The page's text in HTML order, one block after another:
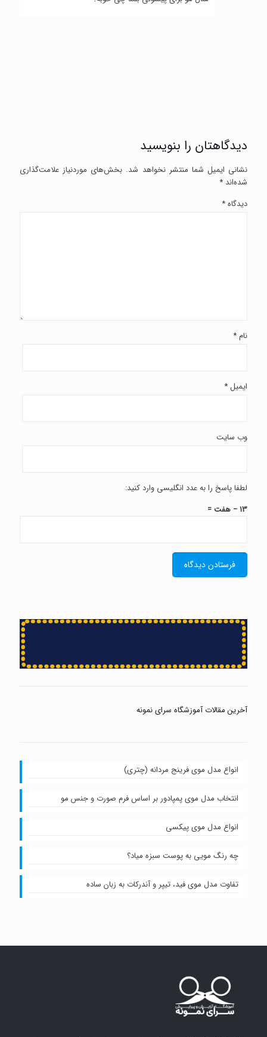
دیدگاهتان را بنویسید
نشانی ایمیل شما منتشر نخواهد شد. بخش‌های موردنیاز علامت‌گذاری
شده‌اند *
دیدگاه*
نام*
ایمیل *
وب‌ سایت
لطفا پاسخ را به عدد انگلیسی وارد کنید:
13 − هفت =
آخرین مقالات آموزشگاه سرای نمونه
انواع مدل موی فرینج مردانه (چتری)
انتخاب مدل موی پمپادور بر اساس فرم صورت و جنس مو
انواع مدل موی پیکسی
چه رنگ مویی به پوست سبزه میاد؟
تفاوت مدل موی فید، تیپر و آندرکات به زبان ساده